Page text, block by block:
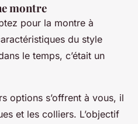
montre
pour la montre à
du style
le temps, c’était un
options s’offrent à vous, il
et les colliers. L’objectif